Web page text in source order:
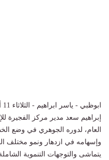
إبراهيم سعد مدير مركز الفجيرة
العام، لدوره الجوهري في وضع
وإسهامه في ازدهار ونمو مختلف
يتماشى والتوجهات التنموية